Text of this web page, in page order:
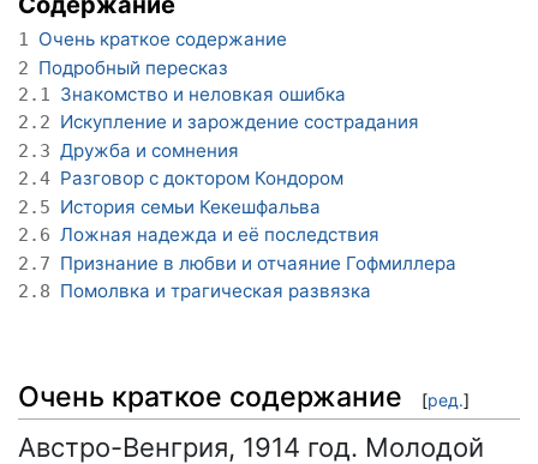
1 Очень краткое содержание
2 Подробный пересказ
2.1 Знакомство и неловкая ошибка
2.2 Искупление и зарождение сострадания
2.3 Дружба и сомнения
2.4 Разговор с доктором Кондором
2.5 История семьи Кекешфальва
2.6 Ложная надежда и её последствия
2.7 Признание в любви и отчаяние Гофмиллера
2.8 Помолвка и трагическая развязка
Очень краткое содержание [ред.]
Австро-Венгрия, 1914 год. Молодой